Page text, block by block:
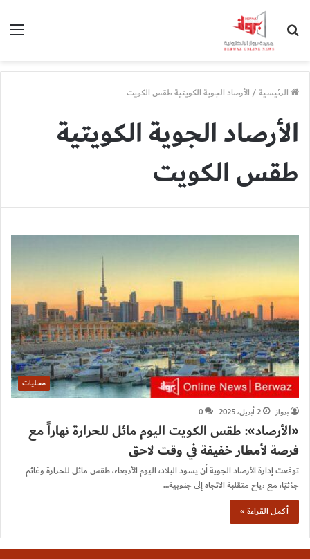
الرئيسية/الأرصاد الجوية الكويتية طقس الكويت
الأرصاد الجوية الكويتية
طقس الكويت
محليات
برواز
2 أبريل، 2025 0
«الأرصاد»: طقس الكويت اليوم مائل للحرارة نهاراً مع
فرصة لأمطار خفيفة في وقت لاحق
توقعت إدارة الأرصاد الجوية أن يسود البلاد، اليوم الأربعاء، طقس مائل للحرارة وغائم
جزئيًا، مع رياح متقلبة الاتجاه إلى جنوبية…
أكمل القراءة »